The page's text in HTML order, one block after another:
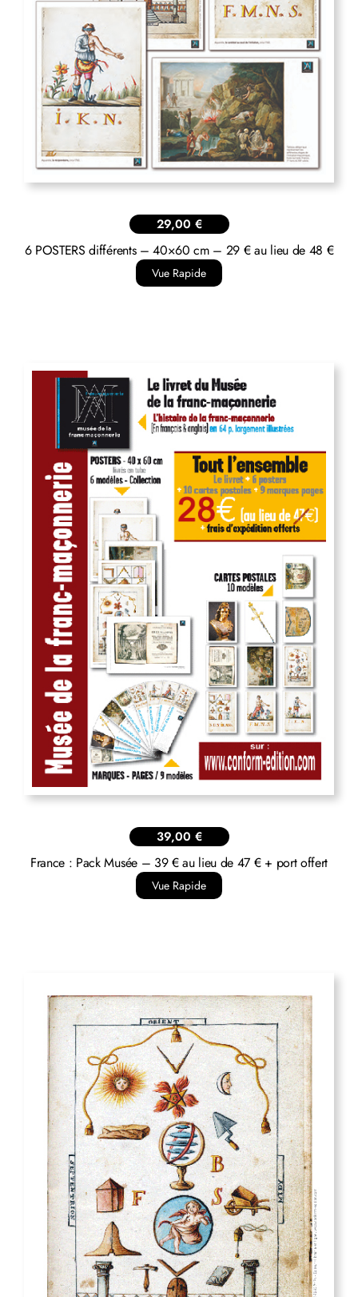
29,00 €
6 POSTERS différents – 40×60 cm – 29 € au lieu de 48 €
Vue Rapide
39,00 €
France : Pack Musée – 39 € au lieu de 47 € + port offert
Vue Rapide